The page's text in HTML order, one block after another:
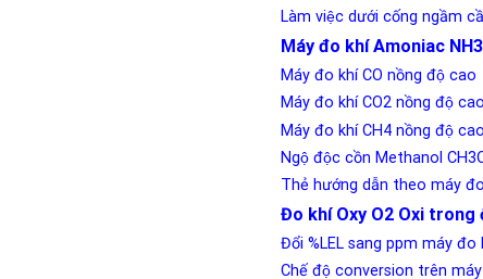
Làm việc dưới cống ngầm
Máy đo khí Amoniac
Máy đo khí CO nồng độ cao
Máy đo khí CO2 nồng độ cao
Máy đo khí CH4 nồng độ cao
Ngộ độc cồn Methanol
Thẻ hướng dẫn theo máy đo
Đo khí Oxy O2 Oxi trong
Đổi %LEL sang ppm máy đo
Chế độ conversion trên máy